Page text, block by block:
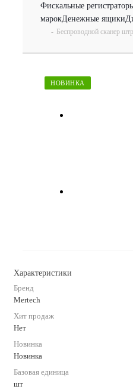
Фискальные
марокДенежные ящики
- Беспроводной сканер
НОВИНКА
Характеристики
Бренд
Mertech
Хит продаж
Нет
Новинка
Новинка
Базовая единица
шт